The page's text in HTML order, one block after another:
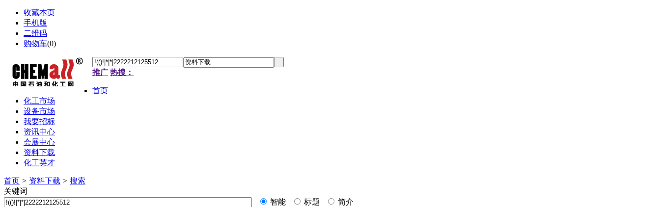
收藏本页
手机版
二维码
购物车(0)
推广 热搜：
首页
化工市场
设备市场
我要招标
资讯中心
会展中心
资料下载
化工英才
首页 > 资料下载 > 搜索
关键词
智能
标题
简介